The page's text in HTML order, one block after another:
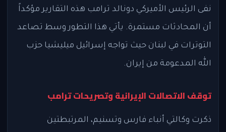
نفى الرئيس الأميركي دونالد ترامب هذه التقارير مؤكداً
أن المحادثات مستمرة. يأتي هذا التطور وسط تصاعد
التوترات في لبنان حيث تواجه إسرائيل ميليشيا حزب
الله المدعومة من إيران.
توقف الاتصالات الإيرانية وتصريحات ترامب
ذكرت وكالتي أنباء فارس وتسنيم، المرتبطتين